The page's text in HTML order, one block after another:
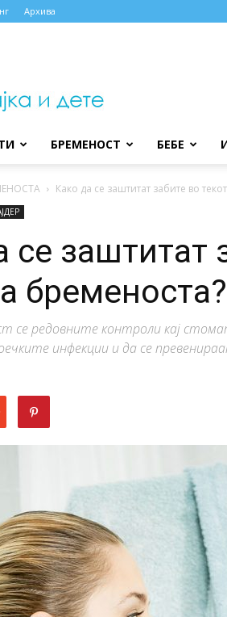
Архива
БРЕМЕНОСТ БЕБЕ
Како да се заштитат забите во
се заштитат
бременоста?
се редовните контроли кај
инфекции и да се